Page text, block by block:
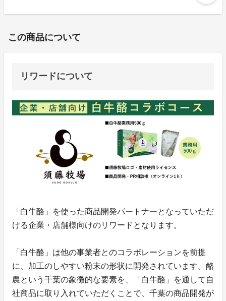
この商品について
リワードについて
「白牛酪」を使った商品開発パートナーとなっていただ
ける企業・店舗様向けのリワードとなります。
「白牛酪」は他の事業者とのコラボレーションを前提
に、加工のしやすい粉末の形状に開発されています。酪
農という千葉の象徴的な要素を、「白牛酪」を通して自
社商品に取り入れていただくことで、千葉の商品開発が